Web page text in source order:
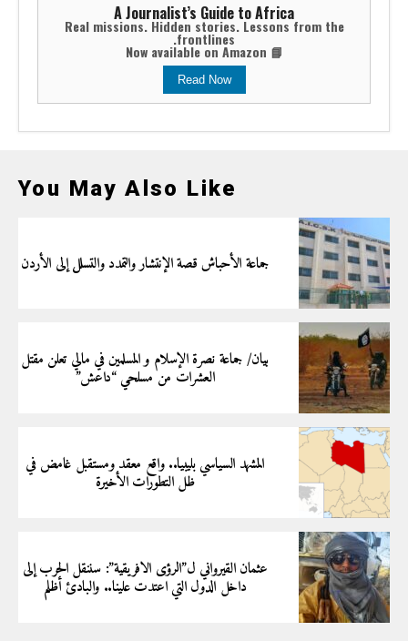
A Journalist’s Guide to Africa
Real missions. Hidden stories. Lessons from the
frontlines.
📘 Now available on Amazon
Read Now
You May Also Like
جماعة الأحباش قصة الإنتشار والتمدد والتسلل إلى الأردن
بيان/ جماعة نصرة الإسلام و المسلمين في مالي تعلن مقتل
العشرات من مسلحي “داعش”
المشهد السياسي بليبيا.. واقع معقد ومستقبل غامض في
ظل التطورات الأخيرة
عثمان القيرواني ل”الرؤى الافريقية”: سننقل الحرب إلى
داخل الدول التي اعتدت علينا.. والبادئ أظلم